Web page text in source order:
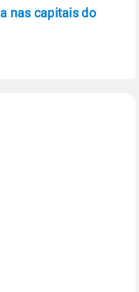
nas capitais do